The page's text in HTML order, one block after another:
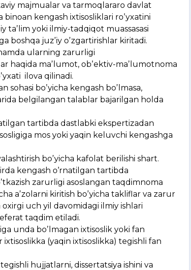
majmualar va tarmoqlararo davlat
kengash ixtisosliklari roʼyxatini
taʼlim yoki ilmiy-tadqiqot muassasasi
boshqa juzʼiy oʼzgartirishlar kiritadi.
ularning zarurligi
maʼlumot, obʼektiv-maʼlumotnoma
ilova qilinadi.
sohasi boʼyicha kengash boʼlmasa,
belgilangan talablar bajarilgan holda
tartibda dastlabki ekspertizadan
mos yoki yaqin keluvchi kengashga
boʼyicha kafolat berilishi shart.
kengash oʼrnatilgan tartibda
zarurligi asoslangan taqdimnoma
aʼzolarni kiritish boʼyicha takliflar va zarur
uch yil davomidagi ilmiy ishlari
taqdim etiladi.
unda boʼlmagan ixtisoslik yoki fan
(yaqin ixtisoslikka) tegishli fan
hujjatlarni, dissertatsiya ishini va